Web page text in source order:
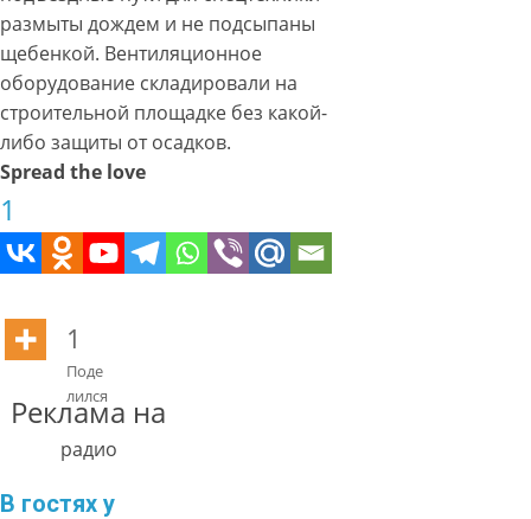
размыты дождем и не подсыпаны
щебенкой. Вентиляционное
оборудование складировали на
строительной площадке без какой-
либо защиты от осадков.
Spread the love
1
1
Поде
лился
Реклама на
радио
В гостях у